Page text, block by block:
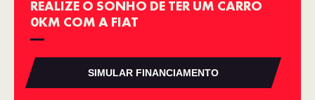
REALIZE O SONHO DE TER UM CARRO
0KM COM A FIAT
SIMULAR FINANCIAMENTO